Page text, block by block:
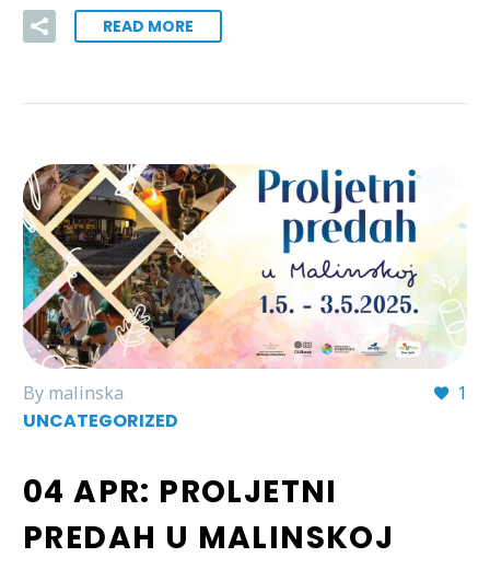
READ MORE
1
By malinska
UNCATEGORIZED
04 APR: PROLJETNI
PREDAH U MALINSKOJ